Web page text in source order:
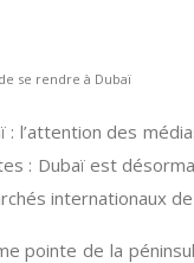
se rendre à Dubaï
: l’attention des
: Dubaï est
internationaux
pointe de la